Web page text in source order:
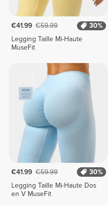
€41.99 €59.99
30%
Legging Taille Mi-Haute
MuseFit
€41.99 €59.99
30%
Legging Taille Mi-Haute Dos
en V MuseFit